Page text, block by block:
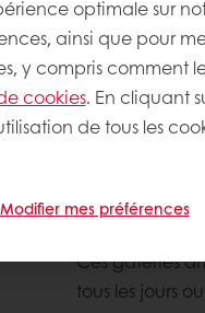
À propos
Niveau de
Ces gâteries
tous les jours
optimale sur
ainsi que pour
y compris comment
cookies. En cliquant
de tous les
Modifier mes préférences